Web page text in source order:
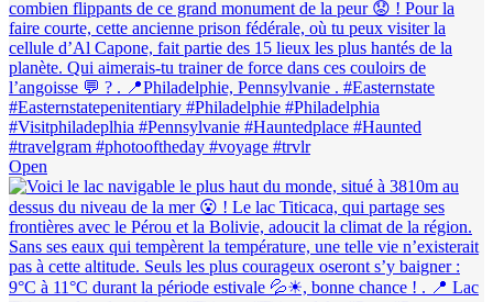
Open